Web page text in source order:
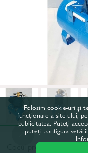
Codul produsului:
Folosim cookie-uri și
funcționare a site-ului,
publicitatea. Puteți
puteți configura